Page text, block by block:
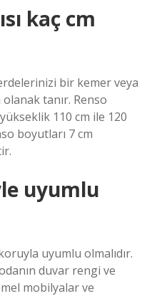
kaç cm
bir kemer veya
tanır. Renso
110 cm ile 120
boyutları 7 cm
uyumlu
uyumlu olmalıdır.
duvar rengi ve
mobilyalar ve